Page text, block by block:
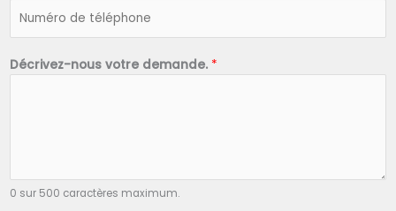
Décrivez-nous votre demande. *
0 sur 500 caractères maximum.